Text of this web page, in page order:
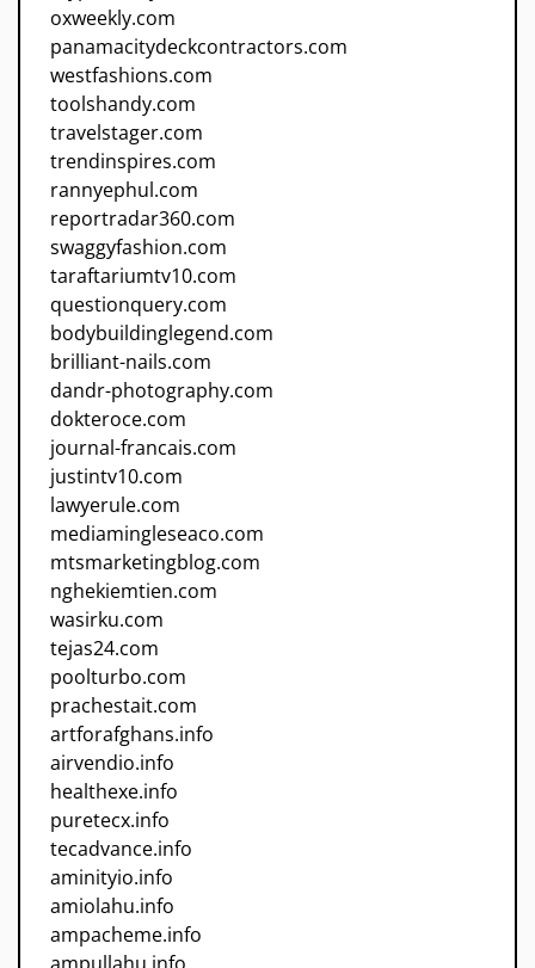
oxweekly.com
panamacitydeckcontractors.com
westfashions.com
toolshandy.com
travelstager.com
trendinspires.com
rannyephul.com
reportradar360.com
swaggyfashion.com
taraftariumtv10.com
questionquery.com
bodybuildinglegend.com
brilliant-nails.com
dandr-photography.com
dokteroce.com
journal-francais.com
justintv10.com
lawyerule.com
mediamingleseaco.com
mtsmarketingblog.com
nghekiemtien.com
wasirku.com
tejas24.com
poolturbo.com
prachestait.com
artforafghans.info
airvendio.info
healthexe.info
puretecx.info
tecadvance.info
aminityio.info
amiolahu.info
ampacheme.info